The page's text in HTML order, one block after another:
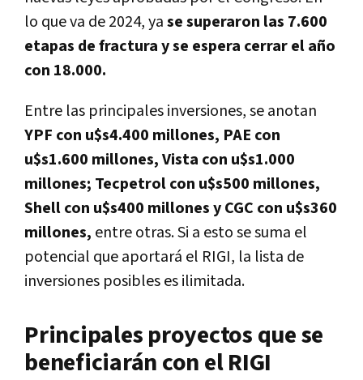
lo que va de 2024, yase superaron las 7.600
etapas de fractura y se espera cerrar el año
con 18.000.
Entre las principales inversiones, se anotan
YPF con u$s4.400 millones, PAE con
u$s1.600 millones, Vista con u$s1.000
millones; Tecpetrol con u$s500 millones,
Shell con u$s400 millones y CGC con u$s360
millones, entre otras. Si a esto se suma el
potencial que aportará el RIGI, la lista de
inversiones posibles es ilimitada.
Principales proyectos que se
beneficiarán con el RIGI